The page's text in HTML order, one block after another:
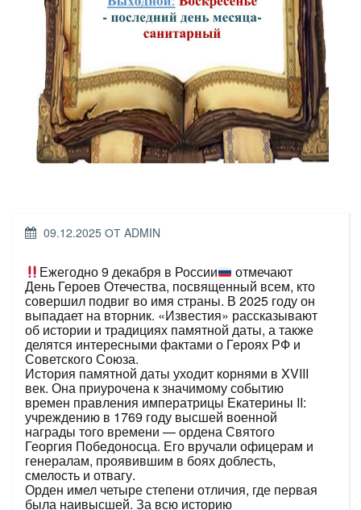
ОПУБЛИКОВАНО
09.12.2025 ОТ ADMIN
Ежегодно 9 декабря в России отмечают
День Героев Отечества, посвященный всем, кто
совершил подвиг во имя страны. В 2025 году он
выпадает на вторник. «Известия» рассказывают
об истории и традициях памятной даты, а также
делятся интересными фактами о Героях РФ и
Советского Союза.
История памятной даты уходит корнями в XVIII
век. Она приурочена к значимому событию
времен правления императрицы Екатерины II:
учреждению в 1769 году высшей военной
награды того времени — ордена Святого
Георгия Победоносца. Его вручали офицерам и
генералам, проявившим в боях доблесть,
смелость и отвагу.
Орден имел четыре степени отличия, где первая
была наивысшей. За всю историю